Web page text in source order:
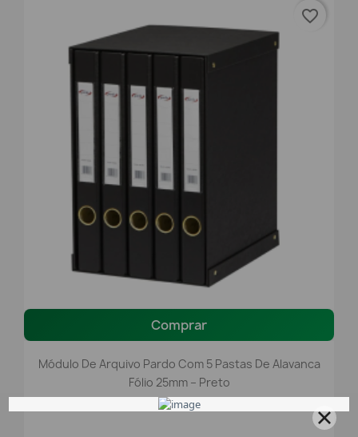
Comprar
Módulo De Arquivo Pardo Com 5 Pastas De Alavanca
Fólio 25mm – Preto
favorite_border